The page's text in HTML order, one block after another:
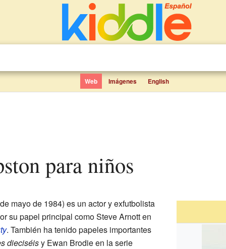
Web Imágenes English
para niños
mayo de 1984) es un actor y exfutbolista
su papel principal como Steve Arnott en
. También ha tenido papeles importantes
dieciséisy Ewan Brodie en la serie